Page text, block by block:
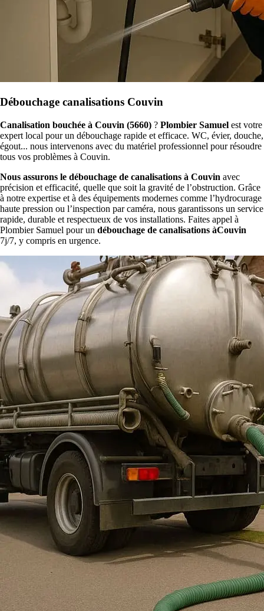
Débouchage canalisations Couvin
Canalisation bouchée à Couvin (5660) ? Plombier Samuel est votre
expert local pour un débouchage rapide et efficace. WC, évier, douche,
égout... nous intervenons avec du matériel professionnel pour résoudre
tous vos problèmes à Couvin.
Nous assurons le débouchage de canalisations à Couvin avec
précision et efficacité, quelle que soit la gravité de l’obstruction. Grâce
à notre expertise et à des équipements modernes comme l’hydrocurage
haute pression ou l’inspection par caméra, nous garantissons un service
rapide, durable et respectueux de vos installations. Faites appel à
Plombier Samuel pour un débouchage de canalisations àCouvin
7j/7, y compris en urgence.